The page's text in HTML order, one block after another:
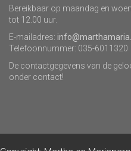
Bereikbaar op maandag en
tot 12.00 uur.
E-mailadres:
Telefoonnummer: 035-6011320
De contactgegevens van de
onder contact!